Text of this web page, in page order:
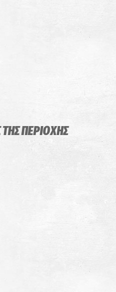
ΤΗΣ ΠΕΡΙΟΧΗΣ